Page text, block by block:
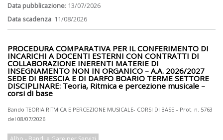
Data pubblicazione: 13/07/2026
Data scadenza: 11/08/2026
PROCEDURA COMPARATIVA PER IL CONFERIMENTO DI
INCARICHI A DOCENTI ESTERNI CON CONTRATTI DI
COLLABORAZIONE INERENTI MATERIE DI
INSEGNAMENTO NON IN ORGANICO – A.A. 2026/2027
SEDE DI BRESCIA E DI DARFO BOARIO TERME SETTORE
DISCIPLINARE: Teoria, Ritmica e percezione musicale –
corsi di base
Bando TEORIA RITMICA E PERCEZIONE MUSICALE- CORSI DI BASE – Prot. n. 5763
del 08/07/2026